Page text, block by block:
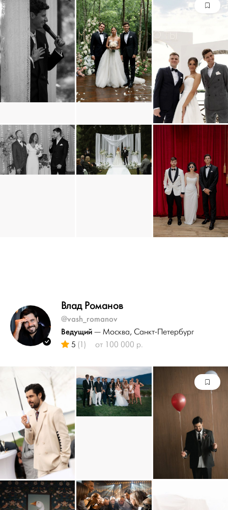
Влад Романов
@vash_romanov
Ведущий — Москва, Санкт-Петербург
5 (1) от 100 000 р.